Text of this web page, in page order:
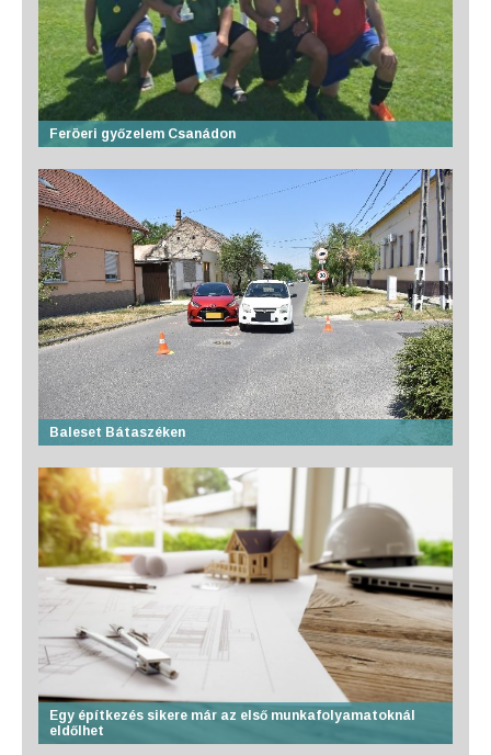
Feröeri győzelem Csanádon
Baleset Bátaszéken
Egy építkezés sikere már az első munkafolyamatoknál
eldőlhet